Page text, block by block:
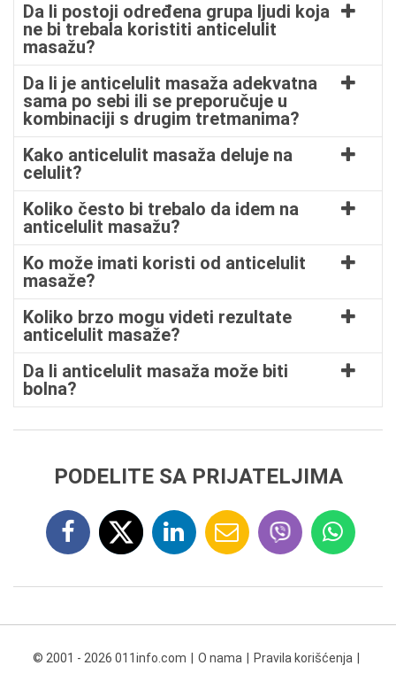
Da li postoji određena grupa ljudi koja
ne bi trebala koristiti anticelulit
masažu?
Da li je anticelulit masaža adekvatna
sama po sebi ili se preporučuje u
kombinaciji s drugim tretmanima?
Kako anticelulit masaža deluje na
celulit?
Koliko često bi trebalo da idem na
anticelulit masažu?
Ko može imati koristi od anticelulit
masaže?
Koliko brzo mogu videti rezultate
anticelulit masaže?
Da li anticelulit masaža može biti
bolna?
PODELITE SA PRIJATELJIMA
© 2001 - 2026 011info.com O nama Pravila korišćenja